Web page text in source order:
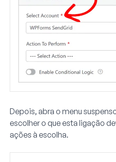
Depois, abra o menu
escolher o que esta ligação
ações à escolha.